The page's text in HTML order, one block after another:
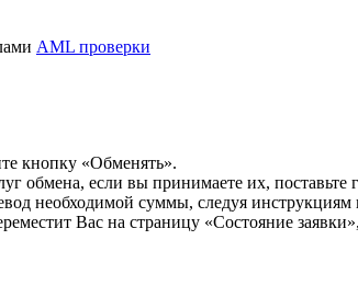
AML проверки
кнопку «Обменять».
обмена, если вы принимаете их,
необходимой суммы, следуя инструкциям
Вас на страницу «Состояние заявки»,